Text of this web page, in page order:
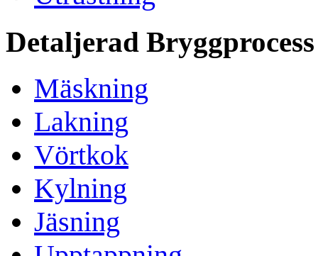
Detaljerad Bryggprocess
Mäskning
Lakning
Vörtkok
Kylning
Jäsning